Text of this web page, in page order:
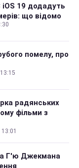
iOS 19 додадуть
що відомо
помелу, про
радянських
фільми з
Г'ю Джекмана